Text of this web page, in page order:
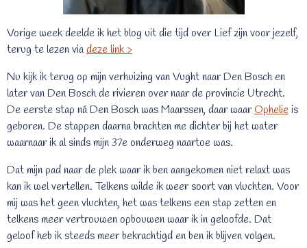
Vorige week deelde ik het blog uit die tijd over Lief zijn voor jezelf,
terug te lezen viadeze link >
Nu kijk ik terug op mijn verhuizing van Vught naar Den Bosch en
later van Den Bosch de rivieren over naar de provincie Utrecht.
De eerste stap ná Den Bosch was Maarssen, daar waarOphelieis
geboren. De stappen daarna brachten me dichter bij het water
waarnaar ik al sinds mijn 37e onderweg naartoe was.
Dat mijn pad naar de plek waar ik ben aangekomen niet relaxt was
kan ik wel vertellen. Telkens wilde ik weer soort van vluchten. Voor
mij was het geen vluchten, het was telkens een stap zetten en
telkens meer vertrouwen opbouwen waar ik in geloofde. Dat
geloof heb ik steeds meer bekrachtigd en ben ik blijven volgen.